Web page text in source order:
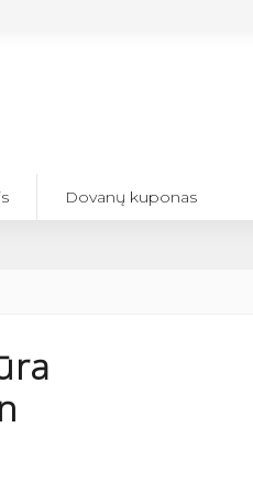
Dovanų kuponas